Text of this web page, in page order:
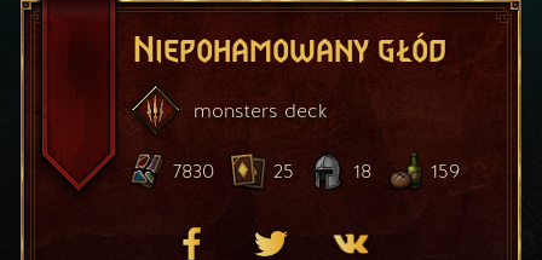
Niepohamowany głód
monsters deck
7830 25 18 159